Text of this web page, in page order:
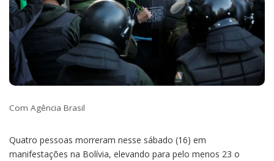
Com Agência Brasil
Quatro pessoas morreram nesse sábado (16) em
manifestações na Bolívia, elevando para pelo menos 23 o